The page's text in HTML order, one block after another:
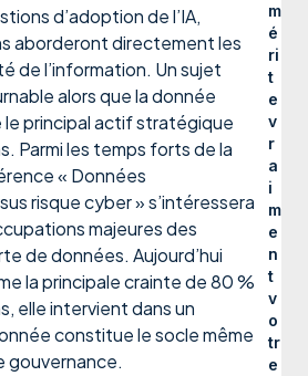
d’adoption de l’IA,
aborderont directement les
de l’information. Un sujet
alors que la donnée
le principal actif stratégique
Parmi les temps forts de la
« Données
risque cyber » s’intéressera
majeures des
de données. Aujourd’hui
la principale crainte de 80 %
elle intervient dans un
constitue le socle même
gouvernance.
m
é
ri
t
e
v
r
a
i
m
e
n
t
v
o
tr
e